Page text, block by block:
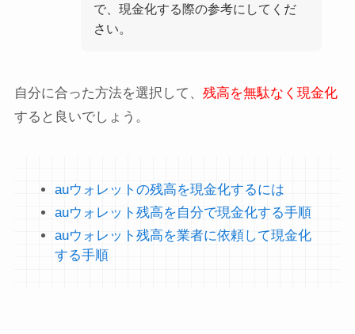
で、現金化する際の参考にしてくだ
さい。
自分に合った方法を選択して、 残高を無駄なく現金化
すると良いでしょう。
auウォレットの残高を現金化するには
auウォレット残高を自分で現金化する手順
auウォレット残高を業者に依頼して現金化
する手順